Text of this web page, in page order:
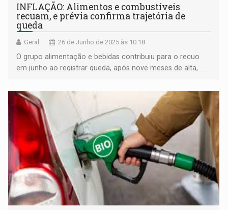
INFLAÇÃO: Alimentos e combustíveis
recuam, e prévia confirma trajetória de
queda
Geral 26 de Junho de 2025 às 10:18
O grupo alimentação e bebidas contribuiu para o recuo
em junho ao registrar queda, após nove meses de alta,